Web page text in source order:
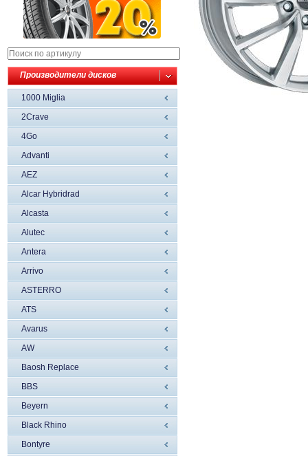
Производители дисков
1000 Miglia
2Crave
4Go
Advanti
AEZ
Alcar Hybridrad
Alcasta
Alutec
Antera
Arrivo
ASTERRO
ATS
Avarus
AW
Baosh Replace
BBS
Beyern
Black Rhino
Bontyre